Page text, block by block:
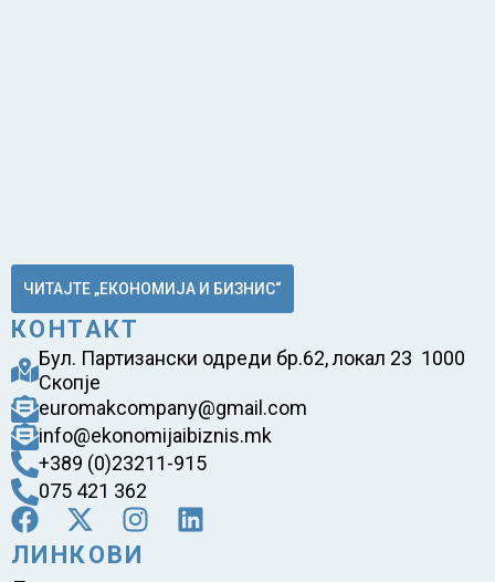
ЧИТАЈТЕ „ЕКОНОМИЈА И БИЗНИС“
КОНТАКТ
Бул. Партизански одреди бр.62, локал 23 1000
Скопје
euromakcompany@gmail.com
info@ekonomijaibiznis.mk
+389 (0)23211-915
075 421 362
ЛИНКОВИ